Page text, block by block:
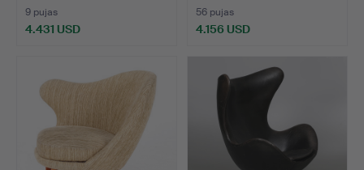
9 pujas
4.431 USD
56 pujas
4.156 USD